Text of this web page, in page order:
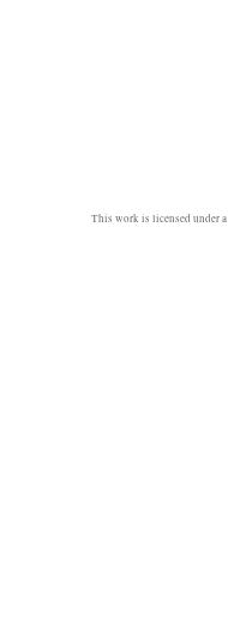
This work is licensed under a